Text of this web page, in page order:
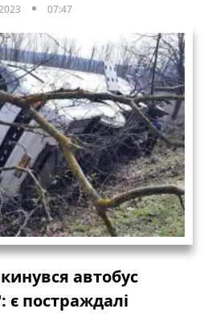
07:47
автобус
є постраждалі